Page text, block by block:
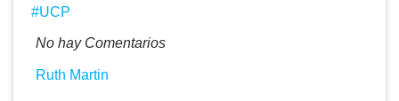
UCP
No hay Comentarios
Ruth Martin